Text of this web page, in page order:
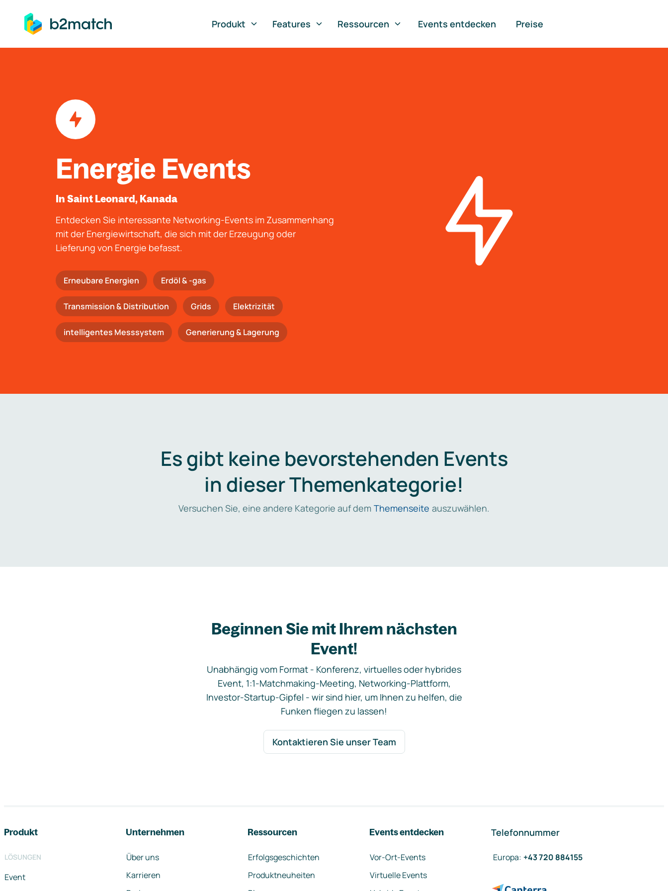
springen
Produkt
Features Ressourcen Events entdecken Preise
Energie Events
In Saint Leonard, Kanada
Entdecken Sie interessante Networking-Events im Zusammenhang
mit der Energiewirtschaft, die sich mit der Erzeugung oder
Lieferung von Energie befasst.
Erneubare Energien Erdöl & -gas
Trans­mis­si­on & Distribution Grids Elektrizität
intelligentes Messsystem Generierung & Lagerung
Es gibt keine bevorstehenden Events
in dieser Themenkategorie!
Versuchen Sie, eine andere Kategorie auf dem Themenseite auszuwählen.
Beginnen Sie mit Ihrem nächsten
Event!
Unabhängig vom Format - Konferenz, virtuelles oder hybrides
Event, 1:1-Matchmaking-Meeting, Networking-Plattform,
Investor-Startup-Gipfel - wir sind hier, um Ihnen zu helfen, die
Funken fliegen zu lassen!
Kontaktieren Sie unser Team
Produkt
LÖSUNGEN
Event
Unternehmen
Über uns
Karrieren
Ressourcen
Erfolgsgeschichten
Produktneuheiten
Events entdecken
Vor-Ort-Events
Virtuelle Events
Telefonnummer
Europa: +43 720 884155